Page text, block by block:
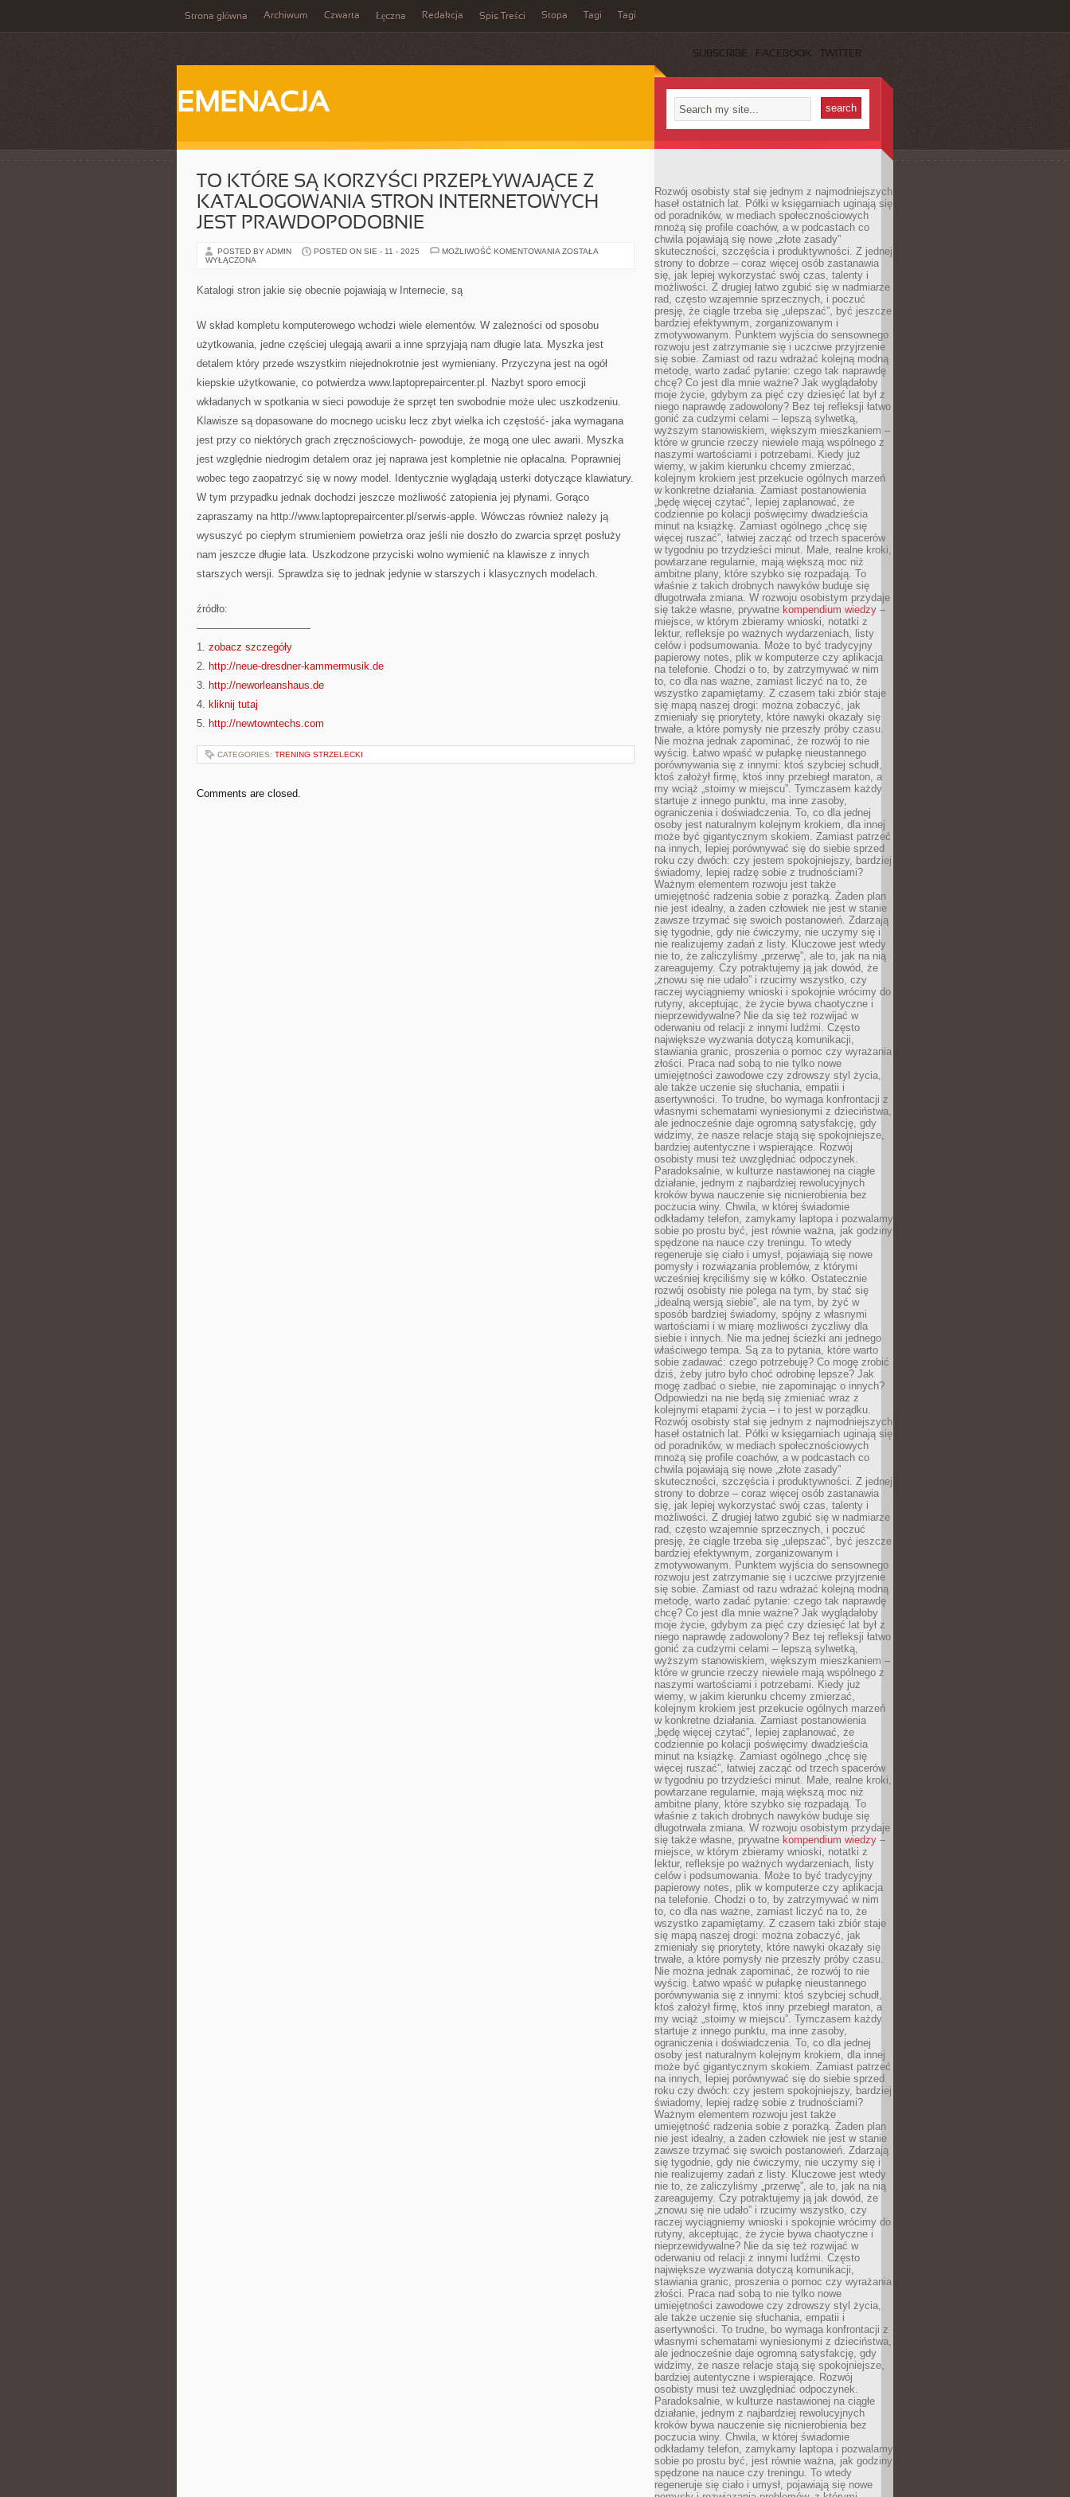
Strona główna Archiwum Czwarta Łęczna Redakcja Spis Treści Stopa Tagi Tagi
SUBSCRIBE FACEBOOK TWITTER
EMENACJA
TO KTÓRE SĄ KORZYŚCI PRZEPŁYWAJĄCE Z
KATALOGOWANIA STRON INTERNETOWYCH
JEST PRAWDOPODOBNIE
POSTED BY ADMIN POSTED ON SIE - 11 - 2025 MOŻLIWOŚĆ KOMENTOWANIA TO
INTERNETOWYCH
JEST
ZOSTAŁA
WYŁĄCZONA
Katalogi stron jakie się obecnie pojawiają w Internecie, są
W skład kompletu komputerowego wchodzi wiele elementów. W zależności od sposobu
użytkowania, jedne częściej ulegają awarii a inne sprzyjają nam długie lata. Myszka jest
detalem który przede wszystkim niejednokrotnie jest wymieniany. Przyczyna jest na ogół
kiepskie użytkowanie, co potwierdza www.laptoprepaircenter.pl. Nazbyt sporo emocji
wkładanych w spotkania w sieci powoduje że sprzęt ten swobodnie może ulec uszkodzeniu.
Klawisze są dopasowane do mocnego ucisku lecz zbyt wielka ich częstość- jaka wymagana
jest przy co niektórych grach zręcznościowych- powoduje, że mogą one ulec awarii. Myszka
jest względnie niedrogim detalem oraz jej naprawa jest kompletnie nie opłacalna. Poprawniej
wobec tego zaopatrzyć się w nowy model. Identycznie wyglądają usterki dotyczące klawiatury.
W tym przypadku jednak dochodzi jeszcze możliwość zatopienia jej płynami. Gorąco
zapraszamy na http://www.laptoprepaircenter.pl/serwis-apple. Wówczas również należy ją
wysuszyć po ciepłym strumieniem powietrza oraz jeśli nie doszło do zwarcia sprzęt posłuży
nam jeszcze długie lata. Uszkodzone przyciski wolno wymienić na klawisze z innych
starszych wersji. Sprawdza się to jednak jedynie w starszych i klasycznych modelach.
źródło:
———————————
1. zobacz szczegóły
2. http://neue-dresdner-kammermusik.de
3. http://neworleanshaus.de
4. kliknij tutaj
5. http://newtowntechs.com
CATEGORIES: TRENING STRZELECKI
Comments are closed.
Rozwój osobisty stał się jednym z najmodniejszych
haseł ostatnich lat. Półki w księgarniach uginają się
od poradników, w mediach społecznościowych
mnożą się profile coachów, a w podcastach co
chwila pojawiają się nowe „złote zasady”
skuteczności, szczęścia i produktywności. Z jednej
strony to dobrze – coraz więcej osób zastanawia
się, jak lepiej wykorzystać swój czas, talenty i
możliwości. Z drugiej łatwo zgubić się w nadmiarze
rad, często wzajemnie sprzecznych, i poczuć
presję, że ciągle trzeba się „ulepszać”, być jeszcze
bardziej efektywnym, zorganizowanym i
zmotywowanym. Punktem wyjścia do sensownego
rozwoju jest zatrzymanie się i uczciwe przyjrzenie
się sobie. Zamiast od razu wdrażać kolejną modną
metodę, warto zadać pytanie: czego tak naprawdę
chcę? Co jest dla mnie ważne? Jak wyglądałoby
moje życie, gdybym za pięć czy dziesięć lat był z
niego naprawdę zadowolony? Bez tej refleksji łatwo
gonić za cudzymi celami – lepszą sylwetką,
wyższym stanowiskiem, większym mieszkaniem –
które w gruncie rzeczy niewiele mają wspólnego z
naszymi wartościami i potrzebami. Kiedy już
wiemy, w jakim kierunku chcemy zmierzać,
kolejnym krokiem jest przekucie ogólnych marzeń
w konkretne działania. Zamiast postanowienia
„będę więcej czytać”, lepiej zaplanować, że
codziennie po kolacji poświęcimy dwadzieścia
minut na książkę. Zamiast ogólnego „chcę się
więcej ruszać”, łatwiej zacząć od trzech spacerów
w tygodniu po trzydzieści minut. Małe, realne kroki,
powtarzane regularnie, mają większą moc niż
ambitne plany, które szybko się rozpadają. To
właśnie z takich drobnych nawyków buduje się
długotrwała zmiana. W rozwoju osobistym przydaje
się także własne, prywatne kompendium wiedzy –
miejsce, w którym zbieramy wnioski, notatki z
lektur, refleksje po ważnych wydarzeniach, listy
celów i podsumowania. Może to być tradycyjny
papierowy notes, plik w komputerze czy aplikacja
na telefonie. Chodzi o to, by zatrzymywać w nim
to, co dla nas ważne, zamiast liczyć na to, że
wszystko zapamiętamy. Z czasem taki zbiór staje
się mapą naszej drogi: można zobaczyć, jak
zmieniały się priorytety, które nawyki okazały się
trwałe, a które pomysły nie przeszły próby czasu.
Nie można jednak zapominać, że rozwój to nie
wyścig. Łatwo wpaść w pułapkę nieustannego
porównywania się z innymi: ktoś szybciej schudł,
ktoś założył firmę, ktoś inny przebiegł maraton, a
my wciąż „stoimy w miejscu”. Tymczasem każdy
startuje z innego punktu, ma inne zasoby,
ograniczenia i doświadczenia. To, co dla jednej
osoby jest naturalnym kolejnym krokiem, dla innej
może być gigantycznym skokiem. Zamiast patrzeć
na innych, lepiej porównywać się do siebie sprzed
roku czy dwóch: czy jestem spokojniejszy, bardziej
świadomy, lepiej radzę sobie z trudnościami?
Ważnym elementem rozwoju jest także
umiejętność radzenia sobie z porażką. Żaden plan
nie jest idealny, a żaden człowiek nie jest w stanie
zawsze trzymać się swoich postanowień. Zdarzają
się tygodnie, gdy nie ćwiczymy, nie uczymy się i
nie realizujemy zadań z listy. Kluczowe jest wtedy
nie to, że zaliczyliśmy „przerwę”, ale to, jak na nią
zareagujemy. Czy potraktujemy ją jak dowód, że
„znowu się nie udało” i rzucimy wszystko, czy
raczej wyciągniemy wnioski i spokojnie wrócimy do
rutyny, akceptując, że życie bywa chaotyczne i
nieprzewidywalne? Nie da się też rozwijać w
oderwaniu od relacji z innymi ludźmi. Często
największe wyzwania dotyczą komunikacji,
stawiania granic, proszenia o pomoc czy wyrażania
złości. Praca nad sobą to nie tylko nowe
umiejętności zawodowe czy zdrowszy styl życia,
ale także uczenie się słuchania, empatii i
asertywności. To trudne, bo wymaga konfrontacji z
własnymi schematami wyniesionymi z dzieciństwa,
ale jednocześnie daje ogromną satysfakcję, gdy
widzimy, że nasze relacje stają się spokojniejsze,
bardziej autentyczne i wspierające. Rozwój
osobisty musi też uwzględniać odpoczynek.
Paradoksalnie, w kulturze nastawionej na ciągłe
działanie, jednym z najbardziej rewolucyjnych
kroków bywa nauczenie się nicnierobienia bez
poczucia winy. Chwila, w której świadomie
odkładamy telefon, zamykamy laptopa i pozwalamy
sobie po prostu być, jest równie ważna, jak godziny
spędzone na nauce czy treningu. To wtedy
regeneruje się ciało i umysł, pojawiają się nowe
pomysły i rozwiązania problemów, z którymi
wcześniej kręciliśmy się w kółko. Ostatecznie
rozwój osobisty nie polega na tym, by stać się
„idealną wersją siebie”, ale na tym, by żyć w
sposób bardziej świadomy, spójny z własnymi
wartościami i w miarę możliwości życzliwy dla
siebie i innych. Nie ma jednej ścieżki ani jednego
właściwego tempa. Są za to pytania, które warto
sobie zadawać: czego potrzebuję? Co mogę zrobić
dziś, żeby jutro było choć odrobinę lepsze? Jak
mogę zadbać o siebie, nie zapominając o innych?
Odpowiedzi na nie będą się zmieniać wraz z
kolejnymi etapami życia – i to jest w porządku.
Rozwój osobisty stał się jednym z najmodniejszych
haseł ostatnich lat. Półki w księgarniach uginają się
od poradników, w mediach społecznościowych
mnożą się profile coachów, a w podcastach co
chwila pojawiają się nowe „złote zasady”
skuteczności, szczęścia i produktywności. Z jednej
strony to dobrze – coraz więcej osób zastanawia
się, jak lepiej wykorzystać swój czas, talenty i
możliwości. Z drugiej łatwo zgubić się w nadmiarze
rad, często wzajemnie sprzecznych, i poczuć
presję, że ciągle trzeba się „ulepszać”, być jeszcze
bardziej efektywnym, zorganizowanym i
zmotywowanym. Punktem wyjścia do sensownego
rozwoju jest zatrzymanie się i uczciwe przyjrzenie
się sobie. Zamiast od razu wdrażać kolejną modną
metodę, warto zadać pytanie: czego tak naprawdę
chcę? Co jest dla mnie ważne? Jak wyglądałoby
moje życie, gdybym za pięć czy dziesięć lat był z
niego naprawdę zadowolony? Bez tej refleksji łatwo
gonić za cudzymi celami – lepszą sylwetką,
wyższym stanowiskiem, większym mieszkaniem –
które w gruncie rzeczy niewiele mają wspólnego z
naszymi wartościami i potrzebami. Kiedy już
wiemy, w jakim kierunku chcemy zmierzać,
kolejnym krokiem jest przekucie ogólnych marzeń
w konkretne działania. Zamiast postanowienia
„będę więcej czytać”, lepiej zaplanować, że
codziennie po kolacji poświęcimy dwadzieścia
minut na książkę. Zamiast ogólnego „chcę się
więcej ruszać”, łatwiej zacząć od trzech spacerów
w tygodniu po trzydzieści minut. Małe, realne kroki,
powtarzane regularnie, mają większą moc niż
ambitne plany, które szybko się rozpadają. To
właśnie z takich drobnych nawyków buduje się
długotrwała zmiana. W rozwoju osobistym przydaje
się także własne, prywatne kompendium wiedzy –
miejsce, w którym zbieramy wnioski, notatki z
lektur, refleksje po ważnych wydarzeniach, listy
celów i podsumowania. Może to być tradycyjny
papierowy notes, plik w komputerze czy aplikacja
na telefonie. Chodzi o to, by zatrzymywać w nim
to, co dla nas ważne, zamiast liczyć na to, że
wszystko zapamiętamy. Z czasem taki zbiór staje
się mapą naszej drogi: można zobaczyć, jak
zmieniały się priorytety, które nawyki okazały się
trwałe, a które pomysły nie przeszły próby czasu.
Nie można jednak zapominać, że rozwój to nie
wyścig. Łatwo wpaść w pułapkę nieustannego
porównywania się z innymi: ktoś szybciej schudł,
ktoś założył firmę, ktoś inny przebiegł maraton, a
my wciąż „stoimy w miejscu”. Tymczasem każdy
startuje z innego punktu, ma inne zasoby,
ograniczenia i doświadczenia. To, co dla jednej
osoby jest naturalnym kolejnym krokiem, dla innej
może być gigantycznym skokiem. Zamiast patrzeć
na innych, lepiej porównywać się do siebie sprzed
roku czy dwóch: czy jestem spokojniejszy, bardziej
świadomy, lepiej radzę sobie z trudnościami?
Ważnym elementem rozwoju jest także
umiejętność radzenia sobie z porażką. Żaden plan
nie jest idealny, a żaden człowiek nie jest w stanie
zawsze trzymać się swoich postanowień. Zdarzają
się tygodnie, gdy nie ćwiczymy, nie uczymy się i
nie realizujemy zadań z listy. Kluczowe jest wtedy
nie to, że zaliczyliśmy „przerwę”, ale to, jak na nią
zareagujemy. Czy potraktujemy ją jak dowód, że
„znowu się nie udało” i rzucimy wszystko, czy
raczej wyciągniemy wnioski i spokojnie wrócimy do
rutyny, akceptując, że życie bywa chaotyczne i
nieprzewidywalne? Nie da się też rozwijać w
oderwaniu od relacji z innymi ludźmi. Często
największe wyzwania dotyczą komunikacji,
stawiania granic, proszenia o pomoc czy wyrażania
złości. Praca nad sobą to nie tylko nowe
umiejętności zawodowe czy zdrowszy styl życia,
ale także uczenie się słuchania, empatii i
asertywności. To trudne, bo wymaga konfrontacji z
własnymi schematami wyniesionymi z dzieciństwa,
ale jednocześnie daje ogromną satysfakcję, gdy
widzimy, że nasze relacje stają się spokojniejsze,
bardziej autentyczne i wspierające. Rozwój
osobisty musi też uwzględniać odpoczynek.
Paradoksalnie, w kulturze nastawionej na ciągłe
działanie, jednym z najbardziej rewolucyjnych
kroków bywa nauczenie się nicnierobienia bez
poczucia winy. Chwila, w której świadomie
odkładamy telefon, zamykamy laptopa i pozwalamy
sobie po prostu być, jest równie ważna, jak godziny
spędzone na nauce czy treningu. To wtedy
regeneruje się ciało i umysł, pojawiają się nowe